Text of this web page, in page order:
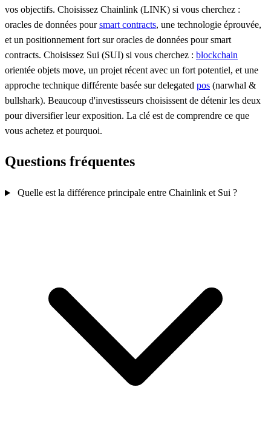
vos objectifs. Choisissez Chainlink (LINK) si vous cherchez :
oracles de données poursmart contracts, une technologie éprouvée,
et un positionnement fort sur oracles de données pour smart
contracts. Choisissez Sui (SUI) si vous cherchez : blockchain
orientée objets move, un projet récent avec un fort potentiel, et une
approche technique différente basée sur delegated pos (narwhal &
bullshark). Beaucoup d'investisseurs choisissent de détenir les deux
pour diversifier leur exposition. La clé est de comprendre ce que
vous achetez et pourquoi.
Questions fréquentes
Quelle est la différence principale entre Chainlink et Sui ?